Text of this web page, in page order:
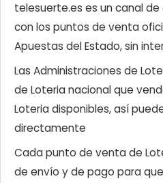
telesuerte.es es un canal
con los puntos de venta
Apuestas del Estado, sin
Las Administraciones de
de Loteria nacional que
Loteria disponibles, así
directamente
Cada punto de venta de
de envío y de pago para